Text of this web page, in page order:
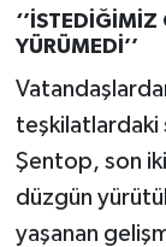
‘’İSTEDİĞİMİZ
YÜRÜMEDİ’’
teşkilatlardaki
Şentop, son
düzgün
yaşanan